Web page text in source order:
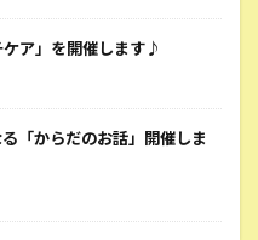
ア」を開催します♪
「からだのお話」開催しま